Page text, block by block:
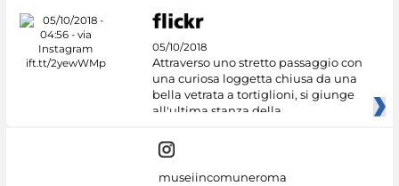
05/10/2018
Attraverso uno stretto passaggio con
una curiosa loggetta chiusa da una
bella vetrata a tortiglioni, si giunge
all'ultima stanza della
museiincomuneroma